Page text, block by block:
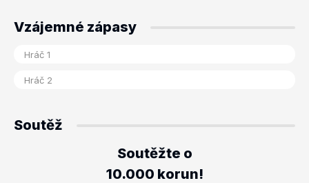
Vzájemné zápasy
Soutěž
Soutěžte o
10.000 korun!